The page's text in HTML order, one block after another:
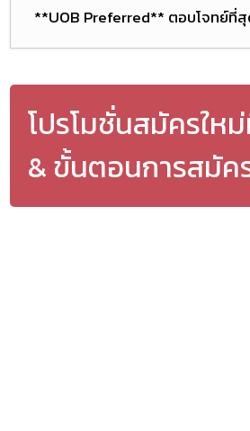
**UOB Preferred** ตอบโจทย์ที่สุ
โปรโมชั่นสมัครให
& ขั้นตอนการสมัค